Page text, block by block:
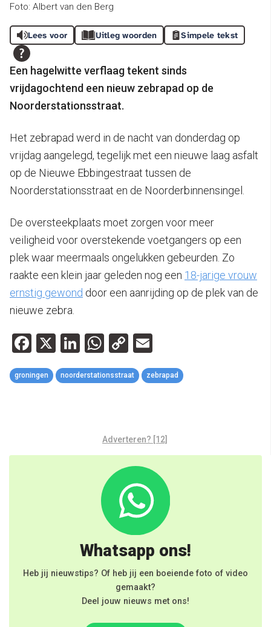
Foto: Albert van den Berg
Lees voor Uitleg woorden Simpele tekst
Een hagelwitte verflaag tekent sinds
vrijdagochtend een nieuw zebrapad op de
Noorderstationsstraat.
Het zebrapad werd in de nacht van donderdag op
vrijdag aangelegd, tegelijk met een nieuwe laag asfalt
op de Nieuwe Ebbingestraat tussen de
Noorderstationsstraat en de Noorderbinnensingel.
De oversteekplaats moet zorgen voor meer
veiligheid voor overstekende voetgangers op een
plek waar meermaals ongelukken gebeurden. Zo
raakte een klein jaar geleden nog een 18-jarige vrouw
ernstig gewond door een aanrijding op de plek van de
nieuwe zebra.
Facebook
X LinkedIn
WhatsApp
Copy
Link
groningen noorderstationsstraat zebrapad
Adverteren? [12]
Whatsapp ons!
Heb jij nieuwstips? Of heb jij een boeiende foto of video
gemaakt?
Deel jouw nieuws met ons!